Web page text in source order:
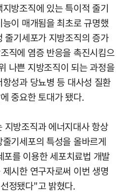
방조직에 있는 특이적 줄기
이 매개됨을 최초로 규명했
줄기세포가 지방조직의 증가
직에 염증 반응을 촉진시킴으
나쁜 지방조직이 되는 과정을
성과 당뇨병 등 대사성 질환
중요한 토대가 됐다.
방조직과 에너지대사 항상
기세포의 특성을 올바르게
를 이용한 세포치료법 개발
시한 연구자로써 이번 생명
정됐다"고 밝혔다.